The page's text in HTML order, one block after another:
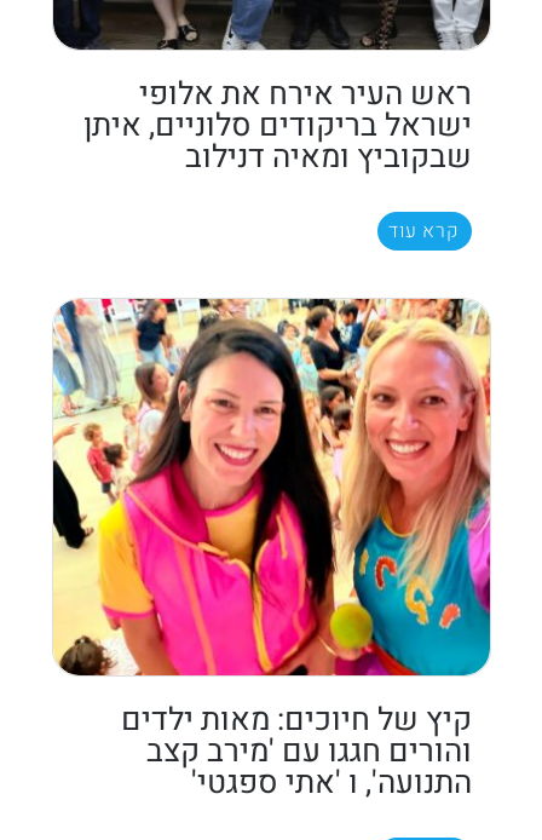
ראש העיר אירח את אלופי
ישראל בריקודים סלוניים, איתן
שבקוביץ ומאיה דנילוב
קרא עוד
קיץ של חיוכים: מאות ילדים
והורים חגגו עם 'מירב קצב
התנועה', ו 'אתי ספגטי'